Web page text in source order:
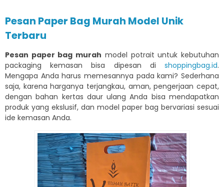
Pesan Paper Bag Murah Model Unik
Terbaru
Pesan paper bag murah model potrait untuk kebutuhan
packaging kemasan bisa dipesan di shoppingbag.id.
Mengapa Anda harus memesannya pada kami? Sederhana
saja, karena harganya terjangkau, aman, pengerjaan cepat,
dengan bahan kertas daur ulang Anda bisa mendapatkan
produk yang ekslusif, dan model paper bag bervariasi sesuai
ide kemasan Anda.